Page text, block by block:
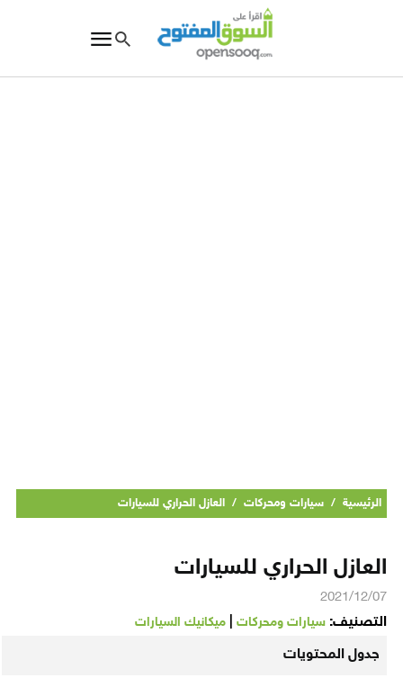
الرئيسية / سيارات ومحركات / العازل الحراري للسيارات
العازل الحراري للسيارات
2021/12/07
التصنيف: سيارات ومحركات| ميكانيك السيارات
جدول المحتويات